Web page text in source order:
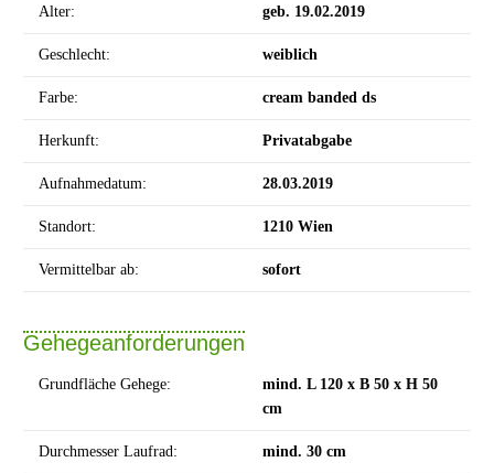
Alter: geb. 19.02.2019
Geschlecht: weiblich
Farbe: cream banded ds
Herkunft: Privatabgabe
Aufnahmedatum: 28.03.2019
Standort: 1210 Wien
Vermittelbar ab: sofort
Gehegeanforderungen
Grundfläche Gehege:
mind. L 120 x B 50 x H 50
cm
Durchmesser Laufrad: mind. 30 cm